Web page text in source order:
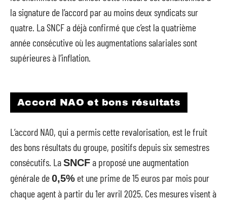
la signature de l’accord par au moins deux syndicats sur
quatre. La SNCF a déjà confirmé que c’est la quatrième
année consécutive où les augmentations salariales sont
supérieures à l’inflation.
Accord NAO et bons résultats
L’accord NAO, qui a permis cette revalorisation, est le fruit
des bons résultats du groupe, positifs depuis six semestres
consécutifs. LaSNCFa proposé une augmentation
générale de0,5% et une prime de 15 euros par mois pour
chaque agent à partir du 1er avril 2025. Ces mesures visent à